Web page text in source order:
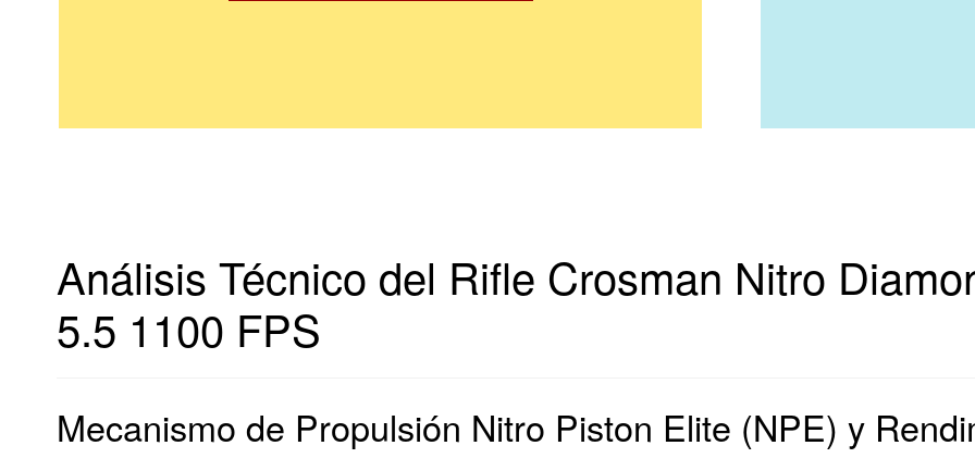
Análisis Técnico del Rifle Crosman Nitro
5.5 1100 FPS
Mecanismo de Propulsión Nitro Piston Elite (NPE) y